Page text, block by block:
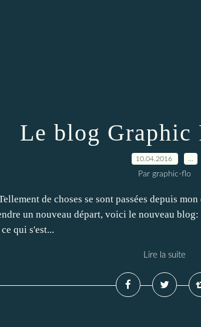
Le blog Graphic
10.04.2016
Par graphic-flo
de choses se sont passées depuis
un nouveau départ, voici le nouveau
qui s'est...
Lire la suite